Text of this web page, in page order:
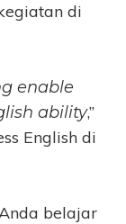
di
enable
ability,”
English di
belajar